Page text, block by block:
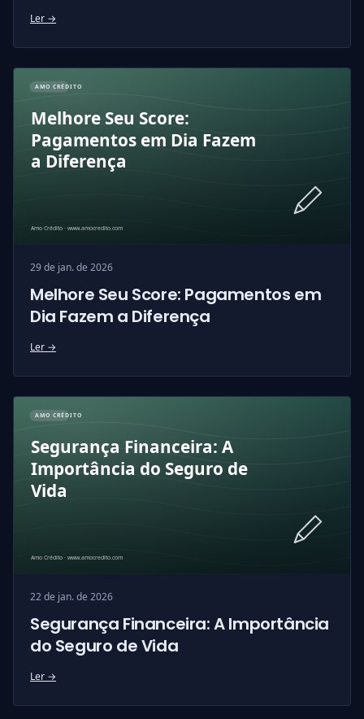
Ler →
29 de jan. de 2026
Melhore Seu Score: Pagamentos em
Dia Fazem a Diferença
Ler →
22 de jan. de 2026
Segurança Financeira: A Importância
do Seguro de Vida
Ler →